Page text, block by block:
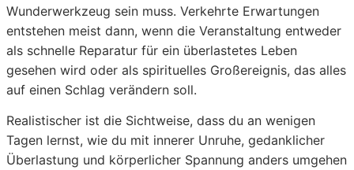
Wunderwerkzeug sein muss. Verkehrte Erwartungen
entstehen meist dann, wenn die Veranstaltung entweder
als schnelle Reparatur für ein überlastetes Leben
gesehen wird oder als spirituelles Großereignis, das alles
auf einen Schlag verändern soll.
Realistischer ist die Sichtweise, dass du an wenigen
Tagen lernst, wie du mit innerer Unruhe, gedanklicher
Überlastung und körperlicher Spannung anders umgehen